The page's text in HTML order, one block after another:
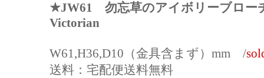
★JW61 勿忘草のアイボリーブロ
Victorian
W61,H36,D10（金具含まず）mm /
送料：宅配便送料無料